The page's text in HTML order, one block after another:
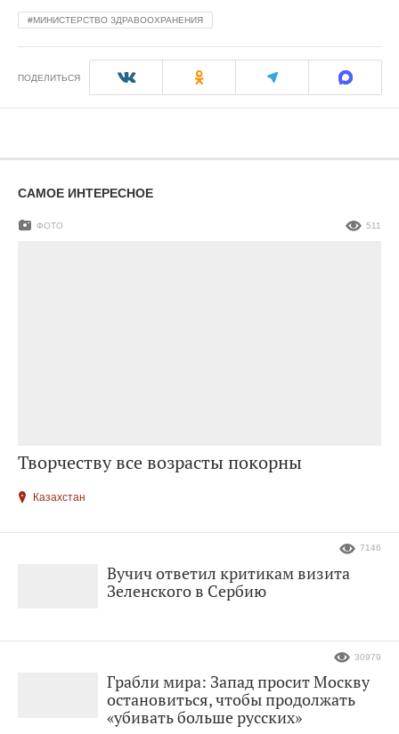
МИНИСТЕРСТВО ЗДРАВООХРАНЕНИЯ
ПОДЕЛИТЬСЯ
САМОЕ ИНТЕРЕСНОЕ
Творчеству все возрасты покорны
ФОТО 511
Казахстан
Вучич ответил критикам визита
Зеленского в Сербию
7146
Грабли мира: Запад просит Москву
остановиться, чтобы продолжать
«убивать больше русских»
30979